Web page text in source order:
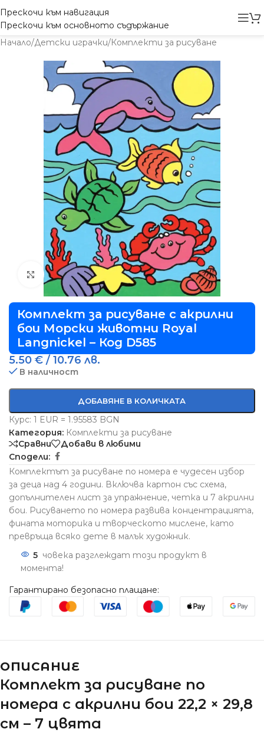
Прескочи към навигация
Прескочи към основното съдържание
Начало/Детски играчки/Комплекти за рисуване
Виж повече
Комплект за рисуване с акрилни
бои Морски животни Royal
Langnickel – Код D585
5.50 € / 10.76 лв.
В наличност
ДОБАВЯНЕ В КОЛИЧКАТА
Курс: 1 EUR = 1.95583 BGN
Категория: Комплекти за рисуване
Сравни
Добави в любими
Сподели:
Комплектът за рисуване по номера е чудесен избор
за деца над 4 години. Включва картон със схема,
допълнителен лист за упражнение, четка и 7 акрилни
бои. Рисуването по номера развива концентрацията,
фината моторика и творческото мислене, като
превръща всяко дете в малък художник.
5 човека разглеждат този продукт в
момента!
Гарантирано безопасно плащане:
ОПИСАНИЕ
Комплект за рисуване по
номера с акрилни бои 22,2 × 29,8
см – 7 цвята